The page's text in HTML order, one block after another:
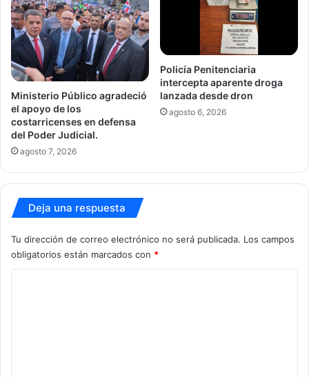
Ministerio Público agradeció
el apoyo de los
costarricenses en defensa
del Poder Judicial.
agosto 7, 2026
Policía Penitenciaria
intercepta aparente droga
lanzada desde dron
agosto 6, 2026
Deja una respuesta
Tu dirección de correo electrónico no será publicada. Los campos
obligatorios están marcados con *